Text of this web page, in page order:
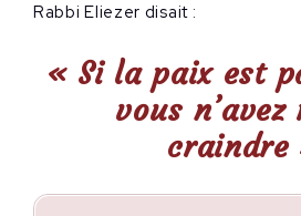
Rabbi Eliezer disait :
« Si la paix est
vous
craindre